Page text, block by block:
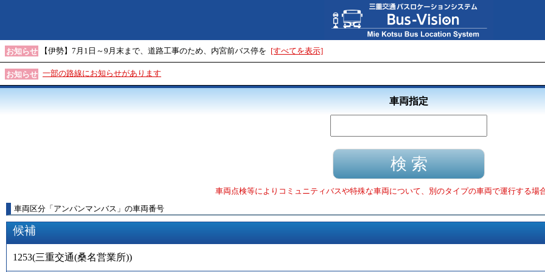
お知らせ 【伊勢】7月1日～9月末まで、道路工事のため、内宮前バス停を [すべてを表示]
お知らせ 一部の路線にお知らせがあります
車両指定
車両点検等によりコミュニティバスや特殊な車両について、別のタイプの車両で運行する場
車両区分 「 アンパンマンバス 」 の車両番号
候補
1253(三重交通(桑名営業所))